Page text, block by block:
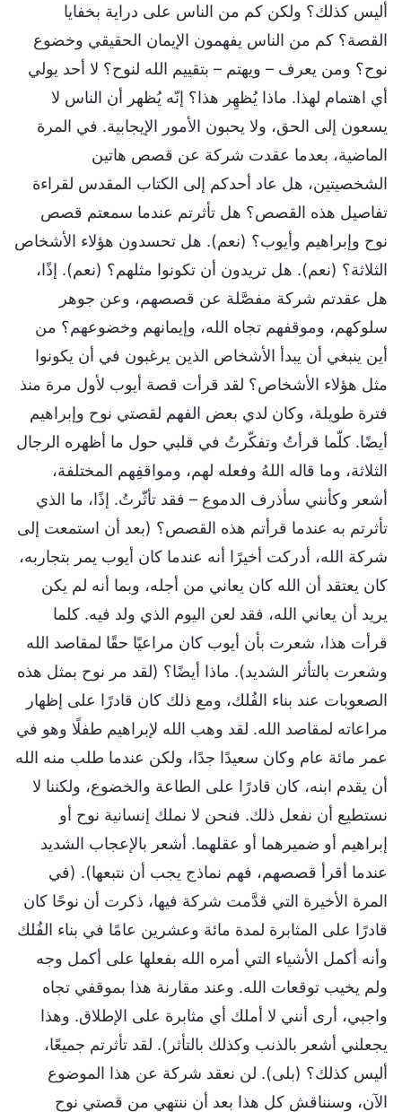
أليس كذلك؟ ولكن كم من الناس على دراية بخفايا
القصة؟ كم من الناس يفهمون الإيمان الحقيقي وخضوع
نوح؟ ومن يعرف – ويهتم – بتقييم الله لنوح؟ لا أحد يولي
أي اهتمام لهذا. ماذا يُظهِر هذا؟ إنّه يُظهر أن الناس لا
يسعون إلى الحق، ولا يحبون الأمور الإيجابية. في المرة
الماضية، بعدما عقدت شركة عن قصص هاتين
الشخصيتين، هل عاد أحدكم إلى الكتاب المقدس لقراءة
تفاصيل هذه القصص؟ هل تأثرتم عندما سمعتم قصص
نوح وإبراهيم وأيوب؟ (نعم). هل تحسدون هؤلاء الأشخاص
الثلاثة؟ (نعم). هل تريدون أن تكونوا مثلهم؟ (نعم). إذًا،
هل عقدتم شركة مفصَّلة عن قصصهم، وعن جوهر
سلوكهم، وموقفهم تجاه الله، وإيمانهم وخضوعهم؟ من
أين ينبغي أن يبدأ الأشخاص الذين يرغبون في أن يكونوا
مثل هؤلاء الأشخاص؟ لقد قرأت قصة أيوب لأول مرة منذ
فترة طويلة، وكان لدي بعض الفهم لقصتي نوح وإبراهيم
أيضًا. كلّما قرأتُ وتفكّرتُ في قلبي حول ما أظهره الرجال
الثلاثة، وما قاله اللهُ وفعله لهم، ومواقفِهم المختلفة،
أشعر وكأنني سأذرف الدموع – فقد تأثّرتُ. إذًا، ما الذي
تأثرتم به عندما قرأتم هذه القصص؟ (بعد أن استمعت إلى
شركة الله، أدركت أخيرًا أنه عندما كان أيوب يمر بتجاربه،
كان يعتقد أن الله كان يعاني من أجله، وبما أنه لم يكن
يريد أن يعاني الله، فقد لعن اليوم الذي ولد فيه. كلما
قرأت هذا، شعرت بأن أيوب كان مراعيًا حقًا لمقاصد الله
وشعرت بالتأثر الشديد). ماذا أيضًا؟ (لقد مر نوح بمثل هذه
الصعوبات عند بناء الفُلك، ومع ذلك كان قادرًا على إظهار
مراعاته لمقاصد الله. لقد وهب الله لإبراهيم طفلًا وهو في
عمر مائة عام وكان سعيدًا جدًا، ولكن عندما طلب منه الله
أن يقدم ابنه، كان قادرًا على الطاعة والخضوع، ولكننا لا
نستطيع أن نفعل ذلك. فنحن لا نملك إنسانية نوح أو
إبراهيم أو ضميرهما أو عقلهما. أشعر بالإعجاب الشديد
عندما أقرأ قصصهم، فهم نماذج يجب أن نتبعها). (في
المرة الأخيرة التي قدَّمت شركة فيها، ذكرت أن نوحًا كان
قادرًا على المثابرة لمدة مائة وعشرين عامًا في بناء الفُلك
وأنه أكمل الأشياء التي أمره الله بفعلها على أكمل وجه
ولم يخيب توقعات الله. وعند مقارنة هذا بموقفي تجاه
واجبي، أرى أنني لا أملك أي مثابرة على الإطلاق. وهذا
يجعلني أشعر بالذنب وكذلك بالتأثر). لقد تأثرتم جميعًا،
أليس كذلك؟ (بلى). لن نعقد شركة عن هذا الموضوع
الآن، وسنناقش كل هذا بعد أن ننتهي من قصتي نوح